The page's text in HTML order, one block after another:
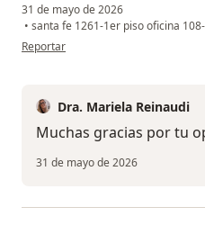
31 de mayo de 2026
• santa fe 1261-1er piso oficina
en opinión del usuario MR
Reportar
Dra. Mariela Reinaudi
Muchas gracias por tu
31 de mayo de 2026